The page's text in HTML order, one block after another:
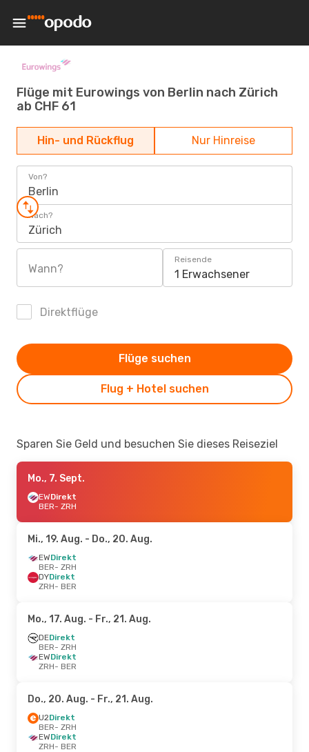
Flüge mit Eurowings von Berlin nach Zürich
ab CHF 61
Hin- und Rückflug Nur Hinreise
Von?
Berlin
Nach?
Zürich
Wann?
Reisende
1 Erwachsener
Direktflüge
Flug + Hotel suchen
Flüge suchen
Sparen Sie Geld und besuchen Sie dieses Reiseziel
Mo., 7. Sept.
EWDirekt
BER- ZRH
Mi., 19. Aug. - Do., 20. Aug.
EWDirekt
BER- ZRH
DYDirekt
ZRH- BER
Mo., 17. Aug. - Fr., 21. Aug.
DEDirekt
BER- ZRH
EWDirekt
ZRH- BER
Do., 20. Aug. - Fr., 21. Aug.
U2Direkt
BER- ZRH
EWDirekt
ZRH- BER